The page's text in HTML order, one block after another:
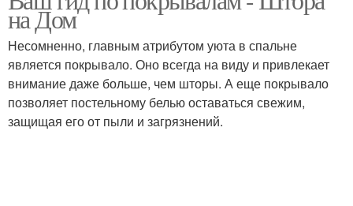
на Дом
Несомненно, главным атрибутом уюта в спальне
является покрывало. Оно всегда на виду и привлекает
внимание даже больше, чем шторы. А еще покрывало
позволяет постельному белью оставаться свежим,
защищая его от пыли и загрязнений.